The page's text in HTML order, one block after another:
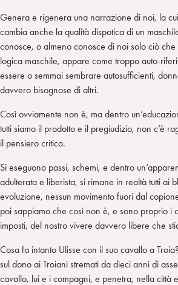
Genera e rigenera una narrazione di noi, la
cambia anche la qualità dispotica di un
conosce, o almeno conosce di noi solo ciò
logica maschile, appare come troppo auto-
essere o semmai sembrare autosufficienti,
davvero bisognose di altri.
Così ovviamente non è, ma dentro
tutti siamo il prodotto e il pregiudizio, non c’è
il pensiero critico.
Si eseguono passi, schemi, e dentro
adulterata e liberista, si rimane in realtà tutti ai
evoluzione, nessun movimento fuori dal
poi sappiamo che così non è, e sono proprio i
imposti, del nostro vivere davvero libere che
Cosa fa intanto Ulisse con il suo cavallo a
sul dono ai Troiani stremati da dieci anni di
cavallo, lui e i compagni, e penetra, nella città